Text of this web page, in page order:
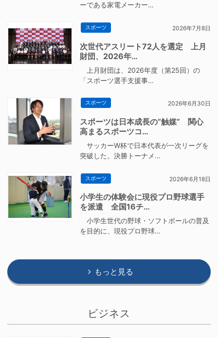
ーである家電メーカー…
スポーツ 2026年7月8日
次世代アスリート72人を選定 上月
財団、2026年…
上月財団は、2026年度（第25回）の
「スポーツ選手支援事…
スポーツ 2026年6月30日
スポーツは日本成長の“触媒” 関心
高まるスポーツコ…
サッカーW杯で日本代表が一次リーグを
突破した。決勝トーナメ…
スポーツ 2026年6月18日
小学生の体験会に現役プロ野球選手
を派遣 全国16チ…
小学生世代の野球・ソフトボールの普及
を目的に、現役プロ野球…
もっと見る
ビジネス